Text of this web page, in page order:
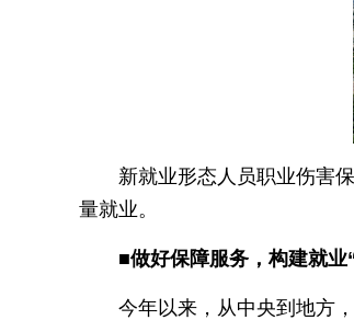
新就业形态人员职业伤害
量就业。
■做好保障服务，构建就业
今年以来，从中央到地方